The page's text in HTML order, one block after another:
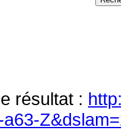
résultat :